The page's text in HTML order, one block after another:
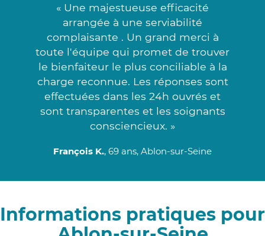
« Une majestueuse efficacité
arrangée à une serviabilité
complaisante . Un grand merci à
toute l'équipe qui promet de trouver
le bienfaiteur le plus conciliable à la
charge reconnue. Les réponses sont
effectuées dans les 24h ouvrés et
sont transparentes et les soignants
consciencieux. »
François K., 69 ans, Ablon-sur-Seine
Informations pratiques pour